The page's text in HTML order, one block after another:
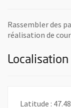
Rassembler des
réalisation de
Latitude :